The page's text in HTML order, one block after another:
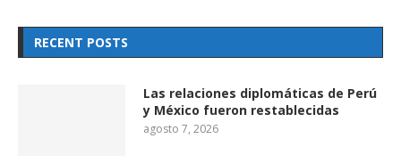
RECENT POSTS
Las relaciones diplomáticas de Perú
y México fueron restablecidas
agosto 7, 2026